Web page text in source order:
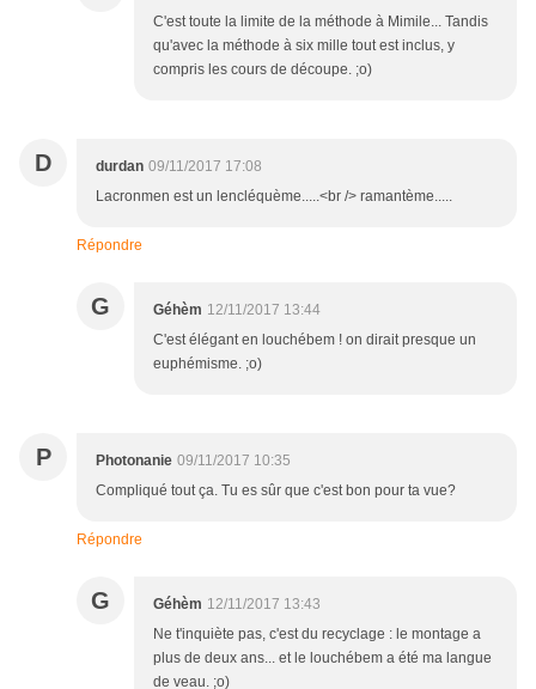
C'est toute la limite de la méthode à Mimile... Tandis
qu'avec la méthode à six mille tout est inclus, y
compris les cours de découpe. ;o)
D durdan 09/11/2017 17:08
Lacronmen est un lencléquème.....<br /> ramantème.....
Répondre
G Géhèm 12/11/2017 13:44
C'est élégant en louchébem ! on dirait presque un
euphémisme. ;o)
P Photonanie 09/11/2017 10:35
Compliqué tout ça. Tu es sûr que c'est bon pour ta vue?
Répondre
G Géhèm 12/11/2017 13:43
Ne t'inquiète pas, c'est du recyclage : le montage a
plus de deux ans... et le louchébem a été ma langue
de veau. ;o)